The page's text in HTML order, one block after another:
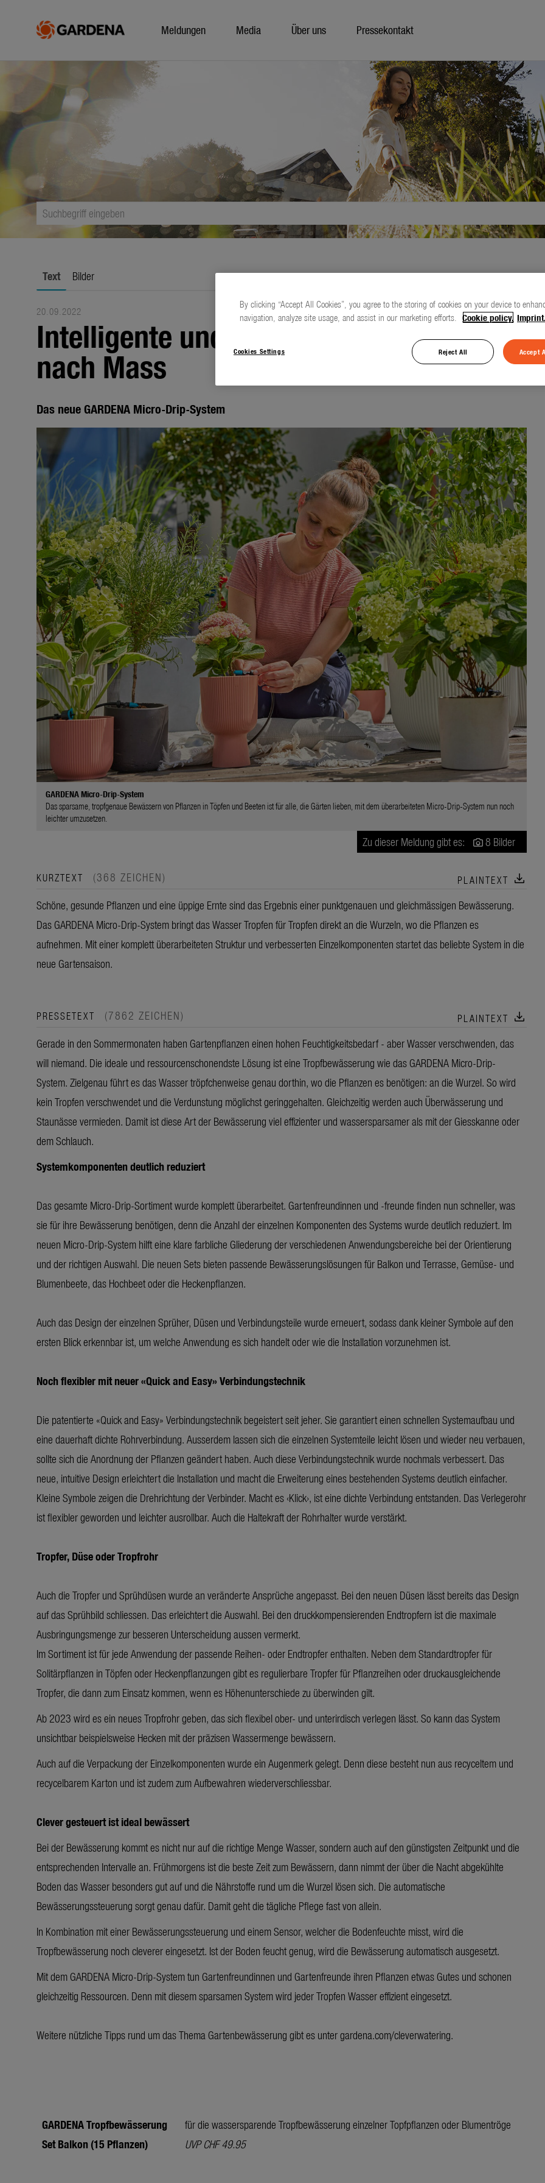
Meldungen Media Über uns Pressekontakt
Text Bilder
20.09.2022
Intelligente und sparsame Bewässerung
nach Mass
Das neue GARDENA Micro-Drip-System
GARDENA Micro-Drip-System
Das sparsame, tropfgenaue Bewässern von Pflanzen in Töpfen und Beeten ist für alle, die Gärten lieben, mit dem überarbeiteten Micro-Drip-System nun noch
leichter umzusetzen.
Zu dieser Meldung gibt es: 8 Bilder
KURZTEXT (368 ZEICHEN) PLAINTEXT download
Schöne, gesunde Pflanzen und eine üppige Ernte sind das Ergebnis einer punktgenauen und gleichmässigen Bewässerung.
Das GARDENA Micro-Drip-System bringt das Wasser Tropfen für Tropfen direkt an die Wurzeln, wo die Pflanzen es
aufnehmen. Mit einer komplett überarbeiteten Struktur und verbesserten Einzelkomponenten startet das beliebte System in die
neue Gartensaison.
PRESSETEXT (7862 ZEICHEN) PLAINTEXT download
Gerade in den Sommermonaten haben Gartenpflanzen einen hohen Feuchtigkeitsbedarf - aber Wasser verschwenden, das
will niemand. Die ideale und ressourcenschonendste Lösung ist eine Tropfbewässerung wie das GARDENA Micro-Drip-
System. Zielgenau führt es das Wasser tröpfchenweise genau dorthin, wo die Pflanzen es benötigen: an die Wurzel. So wird
kein Tropfen verschwendet und die Verdunstung möglichst geringgehalten. Gleichzeitig werden auch Überwässerung und
Staunässe vermieden. Damit ist diese Art der Bewässerung viel effizienter und wassersparsamer als mit der Giesskanne oder
dem Schlauch.
Systemkomponenten deutlich reduziert
Das gesamte Micro-Drip-Sortiment wurde komplett überarbeitet. Gartenfreundinnen und -freunde finden nun schneller, was
sie für ihre Bewässerung benötigen, denn die Anzahl der einzelnen Komponenten des Systems wurde deutlich reduziert. Im
neuen Micro-Drip-System hilft eine klare farbliche Gliederung der verschiedenen Anwendungsbereiche bei der Orientierung
und der richtigen Auswahl. Die neuen Sets bieten passende Bewässerungslösungen für Balkon und Terrasse, Gemüse- und
Blumenbeete, das Hochbeet oder die Heckenpflanzen.
Auch das Design der einzelnen Sprüher, Düsen und Verbindungsteile wurde erneuert, sodass dank kleiner Symbole auf den
ersten Blick erkennbar ist, um welche Anwendung es sich handelt oder wie die Installation vorzunehmen ist.
Noch flexibler mit neuer «Quick and Easy» Verbindungstechnik
Die patentierte «Quick and Easy» Verbindungstechnik begeistert seit jeher. Sie garantiert einen schnellen Systemaufbau und
eine dauerhaft dichte Rohrverbindung. Ausserdem lassen sich die einzelnen Systemteile leicht lösen und wieder neu verbauen,
sollte sich die Anordnung der Pflanzen geändert haben. Auch diese Verbindungstechnik wurde nochmals verbessert. Das
neue, intuitive Design erleichtert die Installation und macht die Erweiterung eines bestehenden Systems deutlich einfacher.
Kleine Symbole zeigen die Drehrichtung der Verbinder. Macht es ‹Klick›, ist eine dichte Verbindung entstanden. Das Verlegerohr
ist flexibler geworden und leichter ausrollbar. Auch die Haltekraft der Rohrhalter wurde verstärkt.
Tropfer, Düse oder Tropfrohr
Auch die Tropfer und Sprühdüsen wurde an veränderte Ansprüche angepasst. Bei den neuen Düsen lässt bereits das Design
auf das Sprühbild schliessen. Das erleichtert die Auswahl. Bei den druckkompensierenden Endtropfern ist die maximale
Ausbringungsmenge zur besseren Unterscheidung aussen vermerkt.
Im Sortiment ist für jede Anwendung der passende Reihen- oder Endtropfer enthalten. Neben dem Standardtropfer für
Solitärpflanzen in Töpfen oder Heckenpflanzungen gibt es regulierbare Tropfer für Pflanzreihen oder druckausgleichende
Tropfer, die dann zum Einsatz kommen, wenn es Höhenunterschiede zu überwinden gilt.
Ab 2023 wird es ein neues Tropfrohr geben, das sich flexibel ober- und unterirdisch verlegen lässt. So kann das System
unsichtbar beispielsweise Hecken mit der präzisen Wassermenge bewässern.
Auch auf die Verpackung der Einzelkomponenten wurde ein Augenmerk gelegt. Denn diese besteht nun aus recyceltem und
recycelbarem Karton und ist zudem zum Aufbewahren wiederverschliessbar.
Clever gesteuert ist ideal bewässert
Bei der Bewässerung kommt es nicht nur auf die richtige Menge Wasser, sondern auch auf den günstigsten Zeitpunkt und die
entsprechenden Intervalle an. Frühmorgens ist die beste Zeit zum Bewässern, dann nimmt der über die Nacht abgekühlte
Boden das Wasser besonders gut auf und die Nährstoffe rund um die Wurzel lösen sich. Die automatische
Bewässerungssteuerung sorgt genau dafür. Damit geht die tägliche Pflege fast von allein.
In Kombination mit einer Bewässerungssteuerung und einem Sensor, welcher die Bodenfeuchte misst, wird die
Tropfbewässerung noch cleverer eingesetzt. Ist der Boden feucht genug, wird die Bewässerung automatisch ausgesetzt.
Mit dem GARDENA Micro-Drip-System tun Gartenfreundinnen und Gartenfreunde ihren Pflanzen etwas Gutes und schonen
gleichzeitig Ressourcen. Denn mit diesem sparsamen System wird jeder Tropfen Wasser effizient eingesetzt.
Weitere nützliche Tipps rund um das Thema Gartenbewässerung gibt es untergardena.com/cleverwatering.
GARDENA Tropfbewässerung
Set Balkon (15 Pflanzen)
für die wassersparende Tropfbewässerung einzelner Topfpflanzen oder Blumentröge
UVP CHF 49.95
By clicking “Accept All Cookies”, you agree to the storing of cookies on your device to
navigation, analyze site usage, and assist in our marketing efforts. Cookie policy. Imprint.
Cookies Settings Reject All Accept